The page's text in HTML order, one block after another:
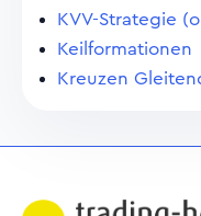
KVV-Strategie
Keilformationen
Kreuzen